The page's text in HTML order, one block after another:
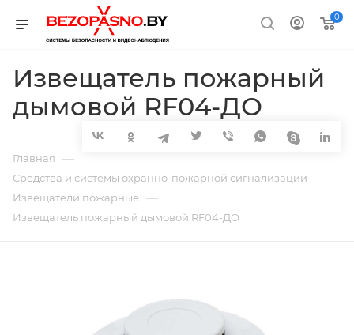
0
Извещатель пожарный
дымовой RF04-ДО
Главная —
Средства и системы охранно-пожарной сигнализации —
Извещатели пожарные —
Извещатель пожарный дымовой RF04-ДО